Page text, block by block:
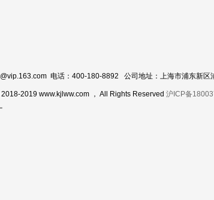
电话：400-180-8892 公司地址：上海市浦东新区
2019 www.kjlww.com ， All Rights Reserved 沪ICP备